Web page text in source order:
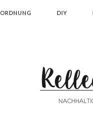
ORDNUNG DIY